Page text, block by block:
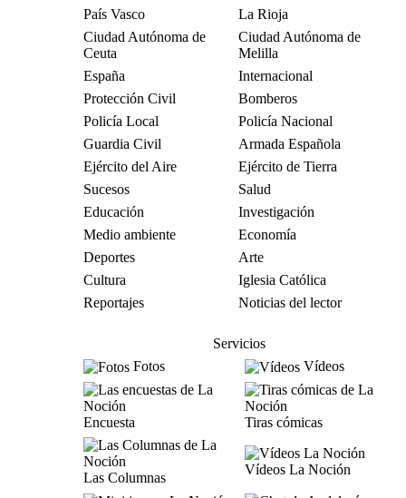
País Vasco
La Rioja
Ciudad Autónoma de
Ceuta
Ciudad Autónoma de
Melilla
España
Internacional
Protección Civil
Bomberos
Policía Local
Policía Nacional
Guardia Civil
Armada Española
Ejército del Aire
Ejército de Tierra
Sucesos
Salud
Educación
Investigación
Medio ambiente
Economía
Deportes
Arte
Cultura
Iglesia Católica
Reportajes
Noticias del lector
Servicios
Fotos
Vídeos
Encuesta Tiras cómicas
Las Columnas
Vídeos La Noción